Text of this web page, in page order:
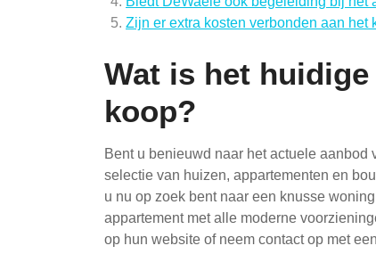
Zijn er extra kosten verbonden aan
Wat is het huidige
koop?
Bent u benieuwd naar het actuele
selectie van huizen, appartementen en
u nu op zoek bent naar een knusse
appartement met alle moderne
op hun website of neem contact op met